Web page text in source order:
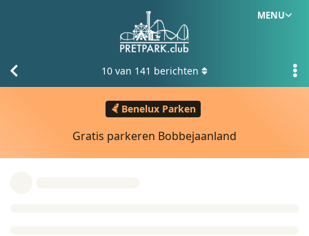
MENU
Benelux Parken
Gratis parkeren Bobbejaanland
10 van 141 berichten